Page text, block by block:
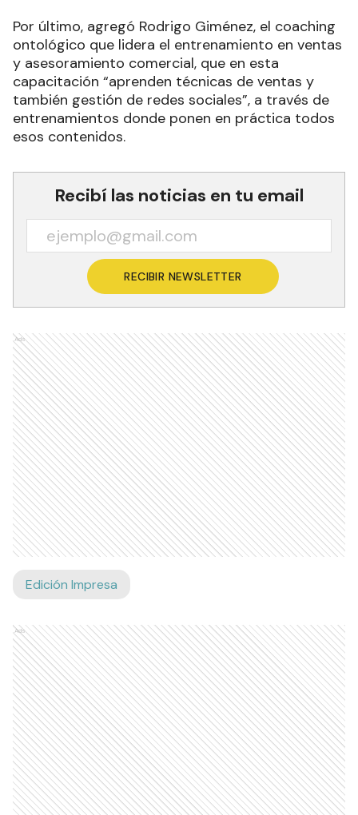
Por último, agregó Rodrigo Giménez, el coaching
ontológico que lidera el entrenamiento en ventas
y asesoramiento comercial, que en esta
capacitación “aprenden técnicas de ventas y
también gestión de redes sociales”, a través de
entrenamientos donde ponen en práctica todos
esos contenidos.
Recibí las noticias en tu email
RECIBIR NEWSLETTER
Ads
Edición Impresa
Ads